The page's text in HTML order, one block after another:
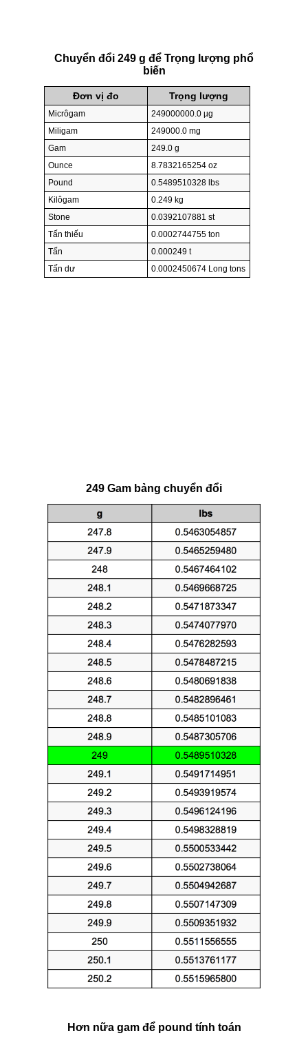
Chuyển đổi 249 g để Trọng lượng phổ
biến
Đơn vị đo Trọng lượng
Micrôgam
249000000.0 µg
Miligam
249000.0 mg
Gam
249.0 g
Ounce
8.7832165254 oz
Pound
0.5489510328 lbs
Kilôgam
0.249 kg
Stone
0.0392107881 st
Tấn thiếu
0.0002744755 ton
Tấn
0.000249 t
Tấn dư
0.0002450674 Long tons
249 Gam bảng chuyển đổi
Hơn nữa gam để pound tính toán